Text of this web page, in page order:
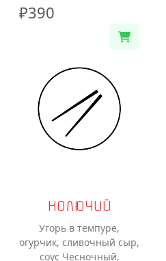
₽390
КОЛЮЧИЙ
Угорь в темпуре,
огурчик, сливочный сыр,
соус Чесночный,